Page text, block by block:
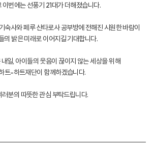
이번에는 선풍기 21대가 더해졌습니다.
숙사와 페루 산타로사 공부방에 전해진 시원한 바람이
의 밝은 미래로 이어지길 기대합니다.
일, 아이들의 웃음이 끊이지 않는 세상을 위해
트-하트재단이 함께하겠습니다.
러분의 따뜻한 관심 부탁드립니다.